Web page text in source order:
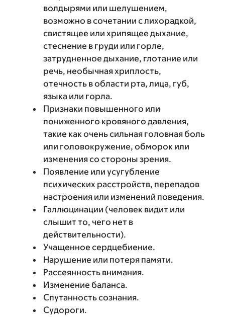
волдырями или шелушением,
возможно в сочетании с лихорадкой,
свистящее или хрипящее дыхание,
стеснение в груди или горле,
затрудненное дыхание, глотание или
речь, необычная хриплость,
отечность в области рта, лица, губ,
языка или горла.
Признаки повышенного или
пониженного кровяного давления,
такие как очень сильная головная боль
или головокружение, обморок или
изменения со стороны зрения.
Появление или усугубление
психических расстройств, перепадов
настроения или изменений поведения.
Галлюцинации (человек видит или
слышит то, чего нет в
действительности).
Учащенное сердцебиение.
Нарушение или потеря памяти.
Рассеянность внимания.
Изменение баланса.
Спутанность сознания.
Судороги.